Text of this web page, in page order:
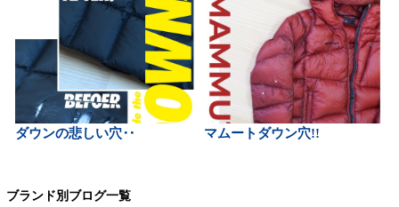
ダウンの悲しい穴‥ マムートダウン穴!!
ブランド別ブログ一覧